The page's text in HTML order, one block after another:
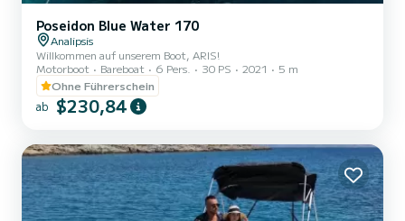
Poseidon Blue Water 170
Analipsis
Willkommen auf unserem Boot, ARIS!
Motorboot
Bareboat 6 Pers. 30 PS 2021
5 m
Ohne Führerschein
ab $230,84